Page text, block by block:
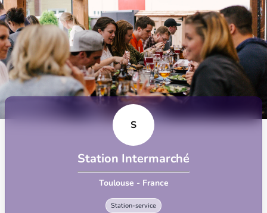
S
Station Intermarché
Toulouse - France
Station-service